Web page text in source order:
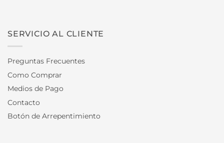
SERVICIO AL CLIENTE
Preguntas Frecuentes
Como Comprar
Medios de Pago
Contacto
Botón de Arrepentimiento